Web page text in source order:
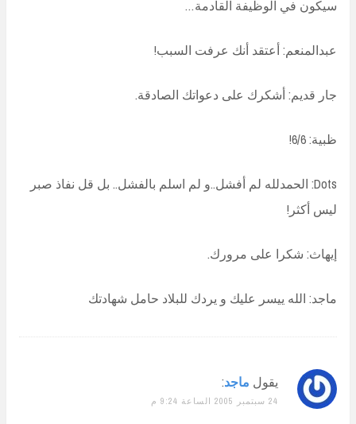
سيكون في الوظيفة القادمة…
عبدالمنعم: أعتقد أنك عرفت السبب!
جار قديم: أشكرك على دعواتك الصادقة.
ظبية: 6/6!
Dots: الحمدلله لم أفشل..و لم اسلم بالفشل.. بل قل نفاذ صبر
ليس أكثر!
إيهاث: شكرا على مرورك.
ماجد: الله ييسر عليك و يردك للبلاد حامل شهادتك
يقول ماجد:
24 سبتمبر 2005 الساعة 9:24 م